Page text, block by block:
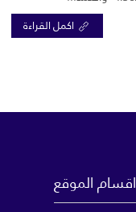
اكمل القراءة
اقسام الموقع